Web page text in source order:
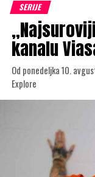
SERIJE
kanalu
Od ponedeljka 10.
Explore